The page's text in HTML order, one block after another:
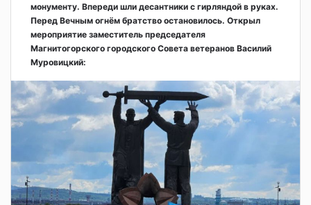
монументу. Впереди шли десантники с гирляндой в руках.
Перед Вечным огнём братство остановилось. Открыл
мероприятие заместитель председателя
Магнитогорского городского Совета ветеранов Василий
Муровицкий: